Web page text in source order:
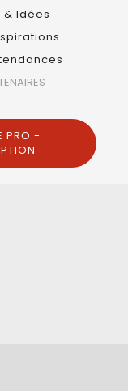
& Idées
PRO -